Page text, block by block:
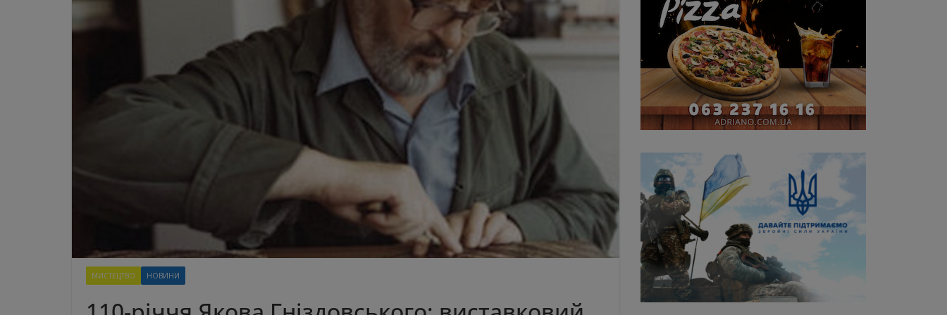
МИСТЕЦТВО НОВИНИ